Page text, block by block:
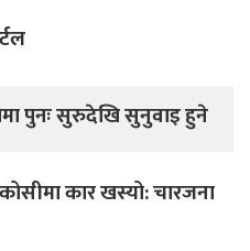
पुनः सुरुदेखि सुनुवाइ हुने
कार खस्यो: चारजना